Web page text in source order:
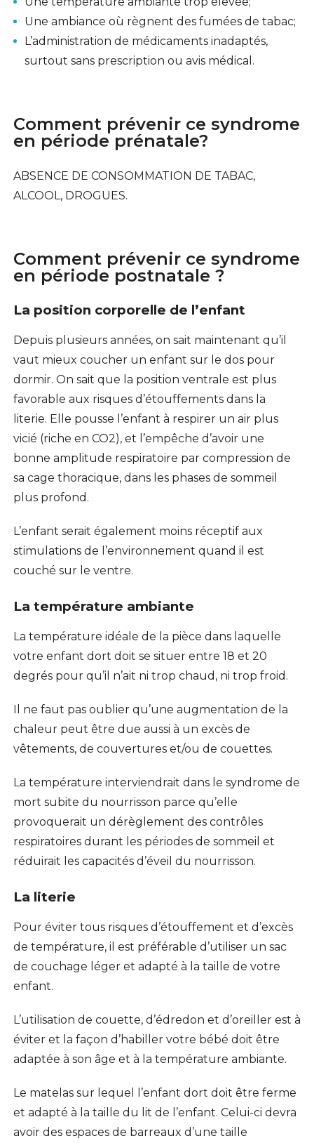
Une ambiance où règnent des fumées de tabac;
L’administration de médicaments inadaptés,
surtout sans prescription ou avis médical.
Comment prévenir ce syndrome
en période prénatale?
ABSENCE DE CONSOMMATION DE TABAC,
ALCOOL, DROGUES.
Comment prévenir ce syndrome
en période postnatale ?
La position corporelle de l’enfant
Depuis plusieurs années, on sait maintenant qu’il
vaut mieux coucher un enfant sur le dos pour
dormir. On sait que la position ventrale est plus
favorable aux risques d’étouffements dans la
literie. Elle pousse l’enfant à respirer un air plus
vicié (riche en CO2), et l’empêche d’avoir une
bonne amplitude respiratoire par compression de
sa cage thoracique, dans les phases de sommeil
plus profond.
L’enfant serait également moins réceptif aux
stimulations de l’environnement quand il est
couché sur le ventre.
La température ambiante
La température idéale de la pièce dans laquelle
votre enfant dort doit se situer entre 18 et 20
degrés pour qu’il n’ait ni trop chaud, ni trop froid.
Il ne faut pas oublier qu’une augmentation de la
chaleur peut être due aussi à un excès de
vêtements, de couvertures et/ou de couettes.
La température interviendrait dans le syndrome de
mort subite du nourrisson parce qu’elle
provoquerait un dérèglement des contrôles
respiratoires durant les périodes de sommeil et
réduirait les capacités d’éveil du nourrisson.
La literie
Pour éviter tous risques d’étouffement et d’excès
de température, il est préférable d’utiliser un sac
de couchage léger et adapté à la taille de votre
enfant.
L’utilisation de couette, d’édredon et d’oreiller est à
éviter et la façon d’habiller votre bébé doit être
adaptée à son âge et à la température ambiante.
Le matelas sur lequel l’enfant dort doit être ferme
et adapté à la taille du lit de l’enfant. Celui-ci devra
avoir des espaces de barreaux d’une taille